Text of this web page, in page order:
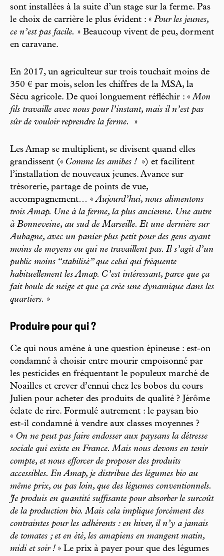
sont installées à la suite d’un stage sur la ferme. Pas
le choix de carrière le plus évident : « Pour les jeunes,
ce n’est pas facile. » Beaucoup vivent de peu, dorment
en caravane.
En 2017, un agriculteur sur trois touchait moins de
350 € par mois, selon les chiffres de la MSA, la
Sécu agricole. De quoi longuement réfléchir : «Mon
fils travaille avec nous pour l’instant, mais il n’est pas
sûr de vouloir reprendre la ferme.
»
Les Amap se multiplient, se divisent quand elles
grandissent (« Comme les amibes ! ») et facilitent
l’installation de nouveaux jeunes. Avance sur
trésorerie, partage de points de vue,
accompagnement… «Aujourd’hui, nous alimentons
trois Amap. Une à la ferme, la plus ancienne. Une autre
à Bonneveine, au sud de Marseille. Et une dernière sur
Aubagne, avec un panier plus petit pour des gens ayant
moins de moyens ou qui ne travaillent pas. Il s’agit d’un
public moins “stabilisé” que celui qui fréquente
habituellement les Amap. C’est intéressant, parce que ça
fait boule de neige et que ça crée une dynamique dans les
quartiers. »
Produire pour qui ?
Ce qui nous amène à une question épineuse : est-on
condamné à choisir entre mourir empoisonné par
les pesticides en fréquentant le populeux marché de
Noailles et crever d’ennui chez les bobos du cours
Julien pour acheter des produits de qualité ? Jérôme
éclate de rire. Formulé autrement : le paysan bio
est-il condamné à vendre aux classes moyennes ?
« On ne peut pas faire endosser aux paysans la détresse
sociale qui existe en France. Mais nous devons en tenir
compte, et nous efforcer de proposer des produits
accessibles. En Amap, je distribue des légumes bio au
même prix, ou pas loin, que des légumes conventionnels.
Je produis en quantité suffisante pour absorber le surcoût
de la production bio. Mais cela implique forcément des
contraintes pour les adhérents : en hiver, il n’y a jamais
de tomates ; et en été, les amapiens en mangent matin,
midi et soir ! » Le prix à payer pour que des légumes